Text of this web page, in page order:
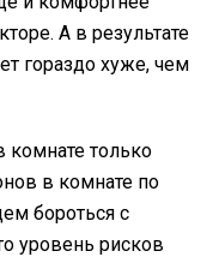
А в результате
гораздо хуже, чем
комнате только
в комнате по
бороться с
уровень рисков